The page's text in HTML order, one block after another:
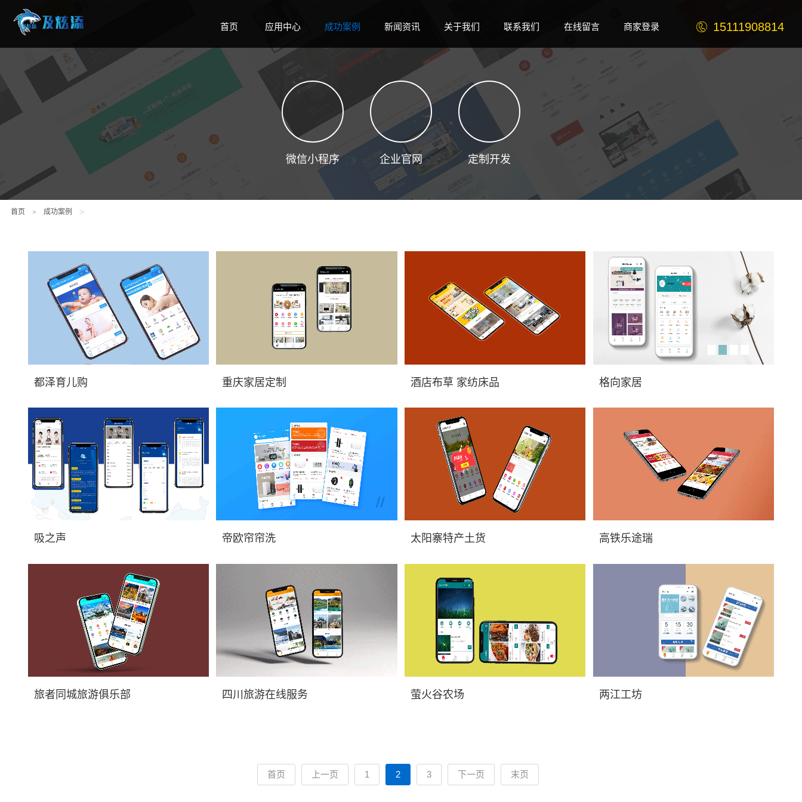
15111908814
首页
应用中心
成功案例
新闻资讯
关于我们
联系我们
在线留言
商家登录
微信小程序 企业官网 定制开发
首页 >
成功案例
重庆微信商城小程序开发_小程序开发价格，
都泽育儿购小程序展示...
都泽育儿购 重庆微信商城小程序开发_小程序开发价格，
重庆家居定制小程序展...
重庆家居定制 重庆微信商城小程序开发_小程序开发价格，
酒店布草 家纺床品小...
酒店布草 家纺床品 重庆微信商城小程序开发_小程序开发价格，
格向家居小程序展示，...
格向家居
重庆微信商城小程序开发_小程序开发价格，
吸之声小程序展示，及...
吸之声 重庆微信商城小程序开发_小程序开发价格，
帝欧帘帘洗小程序展示...
帝欧帘帘洗 重庆微信商城小程序开发_小程序开发价格，
太阳寨特产土货小程序...
太阳寨特产土货 重庆微信商城小程序开发_小程序开发价格，
高铁乐途瑞小程序展示...
高铁乐途瑞
重庆微信商城小程序开发_小程序开发价格，
旅者同城旅游俱乐部 重庆微信商城小程序开发_小程序开发价格，
四川旅游在线服务 重庆微信商城小程序开发_小程序开发价格，
萤火谷农场 重庆微信商城小程序开发_小程序开发价格，
两江工坊
首页 上一页 1 2 3 下一页 末页